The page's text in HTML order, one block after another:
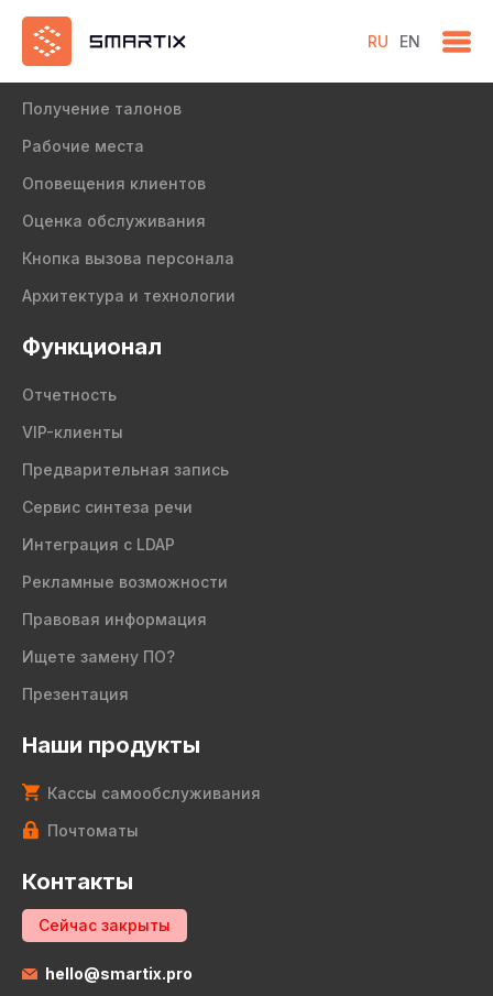
RU EN
Продукт
Получение талонов
Рабочие места
Оповещения клиентов
Оценка обслуживания
Кнопка вызова персонала
Архитектура и технологии
Функционал
Отчетность
VIP-клиенты
Предварительная запись
Сервис синтеза речи
Интеграция с LDAP
Рекламные возможности
Правовая информация
Ищете замену ПО?
Презентация
Наши продукты
Кассы самообслуживания
Почтоматы
Контакты
Сейчас закрыты
hello@smartix.pro